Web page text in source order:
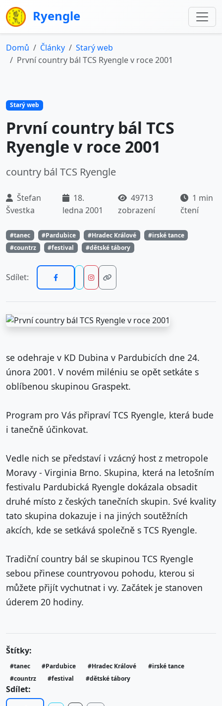
Ryengle
Domů Články
Starý web
První country bál TCS Ryengle v roce 2001
Starý web
První country bál TCS
Ryengle v roce 2001
country bál TCS Ryengle
Štefan
Švestka
18.
ledna 2001
49713
zobrazení
1 min
čtení
#tanec #Pardubice #Hradec Králové
#irské tance
#countrz
#festival #dětské tábory
Sdílet:
se odehraje v KD Dubina v Pardubicích dne 24.
února 2001. V novém miléniu se opět setkáte s
oblíbenou skupinou Graspekt.
Program pro Vás připraví TCS Ryengle, která bude
i tanečně účinkovat.
Vedle nich se představí i vzácný host z metropole
Moravy - Virginia Brno. Skupina, která na letošním
festivalu Pardubická Ryengle dokázala obsadit
druhé místo z českých tanečních skupin. Své kvality
tato skupina dokazuje i na jiných soutěžních
akcích, kde se setkává společně s TCS Ryengle.
Tradiční country bál se skupinou TCS Ryengle
sebou přinese countryovou pohodu, kterou si
můžete přijít vychutnat i vy. Začátek je stanoven
úderem 20 hodiny.
Štítky:
#tanec #Pardubice #Hradec Králové
#irské tance
#countrz
#festival #dětské tábory
Sdílet: